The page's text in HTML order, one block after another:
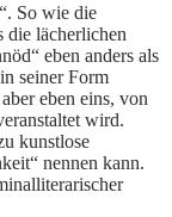
So wie die
die lächerlichen
eben anders als
seiner Form
eben eins, von
wird.
kunstlose
nennen kann.